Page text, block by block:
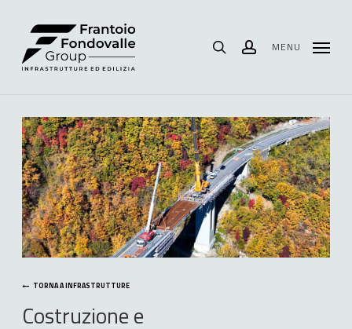
search accountMENU
TORNA A INFRASTRUTTURE
Costruzionee